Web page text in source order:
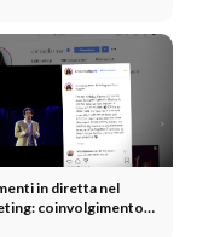
in diretta nel
coinvolgimento